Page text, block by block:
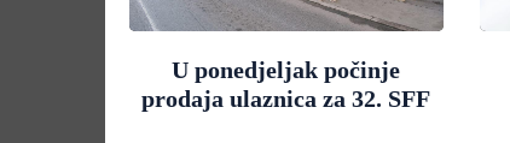
U ponedjeljak počinje
prodaja ulaznica za 32. SFF